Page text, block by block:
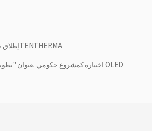
إطلاق تينتيرماTENTHERMA
اختياره كمشروع حكومي بعنوان "تطوير جهاز OLED